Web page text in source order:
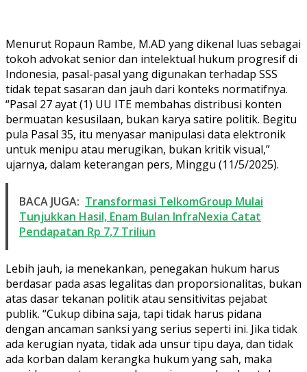
Menurut Ropaun Rambe, M.AD yang dikenal luas sebagai
tokoh advokat senior dan intelektual hukum progresif di
Indonesia, pasal-pasal yang digunakan terhadap SSS
tidak tepat sasaran dan jauh dari konteks normatifnya.
“Pasal 27 ayat (1) UU ITE membahas distribusi konten
bermuatan kesusilaan, bukan karya satire politik. Begitu
pula Pasal 35, itu menyasar manipulasi data elektronik
untuk menipu atau merugikan, bukan kritik visual,”
ujarnya, dalam keterangan pers, Minggu (11/5/2025).
BACA JUGA: Transformasi TelkomGroup Mulai
Tunjukkan Hasil, Enam Bulan InfraNexia Catat
Pendapatan Rp 7,7 Triliun
Lebih jauh, ia menekankan, penegakan hukum harus
berdasar pada asas legalitas dan proporsionalitas, bukan
atas dasar tekanan politik atau sensitivitas pejabat
publik. “Cukup dibina saja, tapi tidak harus pidana
dengan ancaman sanksi yang serius seperti ini. Jika tidak
ada kerugian nyata, tidak ada unsur tipu daya, dan tidak
ada korban dalam kerangka hukum yang sah, maka